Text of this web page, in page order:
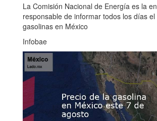
La Comisión Nacional de Energía es la
responsable de informar todos los días
gasolinas en México
Infobae